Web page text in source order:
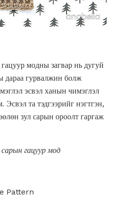
модны загвар нь дугуй
дараа гурвалжин болж
эсвэл ханын чимэглэл
та тэдгээрийг нэгтгэн,
зул сарын ороолт гаргаж
гацуур мод
Pattern